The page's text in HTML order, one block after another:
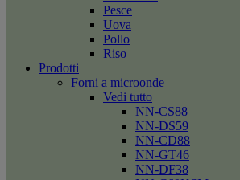
Pesce
Uova
Pollo
Riso
Prodotti
Forni a microonde
Vedi tutto
NN-CS88
NN-DS59
NN-CD88
NN-GT46
NN-DF38